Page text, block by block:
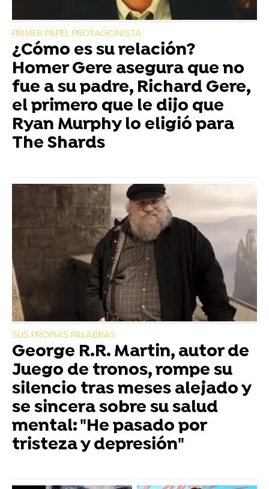
PRIMER PAPEL PROTAGONISTA
¿Cómo es su relación?
Homer Gere asegura que no
fue a su padre, Richard Gere,
el primero que le dijo que
Ryan Murphy lo eligió para
The Shards
SUS PROPIAS PALABRAS
George R.R. Martin, autor de
Juego de tronos, rompe su
silencio tras meses alejado y
se sincera sobre su salud
mental: "He pasado por
tristeza y depresión"